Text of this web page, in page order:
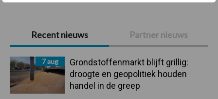
Primaire
Sidebar
Recent nieuws Partner nieuws
7 aug
Grondstoffenmarkt blijft grillig:
droogte en geopolitiek houden
handel in de greep